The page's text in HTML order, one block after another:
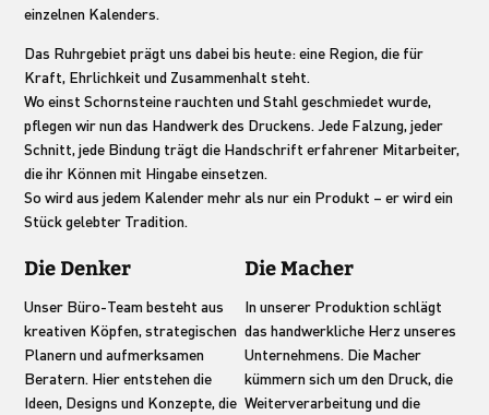
einzelnen Kalenders.
Das Ruhrgebiet prägt uns dabei bis heute: eine Region, die für
Kraft, Ehrlichkeit und Zusammenhalt steht.
Wo einst Schornsteine rauchten und Stahl geschmiedet wurde,
pflegen wir nun das Handwerk des Druckens. Jede Falzung, jeder
Schnitt, jede Bindung trägt die Handschrift erfahrener Mitarbeiter,
die ihr Können mit Hingabe einsetzen.
So wird aus jedem Kalender mehr als nur ein Produkt – er wird ein
Stück gelebter Tradition.
Die Denker
Unser Büro-Team besteht aus
kreativen Köpfen, strategischen
Planern und aufmerksamen
Beratern. Hier entstehen die
Ideen, Designs und Konzepte, die
Die Macher
In unserer Produktion schlägt
das handwerkliche Herz unseres
Unternehmens. Die Macher
kümmern sich um den Druck, die
Weiterverarbeitung und die